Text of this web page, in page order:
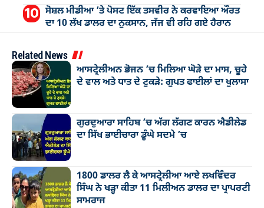
ਸੋਸ਼ਲ ਮੀਡੀਆ ’ਤੇ ਪੋਸਟ ਇੱਕ ਤਸਵੀਰ ਨੇ ਕਰਵਾਇਆ ਔਰਤ
ਦਾ 10 ਲੱਖ ਡਾਲਰ ਦਾ ਨੁਕਸਾਨ, ਜੱਜ ਵੀ ਰਹਿ ਗਏ ਹੈਰਾਨ
Related News
ਆਸਟ੍ਰੇਲੀਅਨ ਭੋਜਨ ’ਚ ਮਿਲਿਆ ਘੋੜੇ ਦਾ ਮਾਸ, ਚੂਹੇ
ਦੇ ਵਾਲ ਅਤੇ ਧਾਤ ਦੇ ਟੁਕੜੇ: ਗੁਪਤ ਫਾਈਲਾਂ ਦਾ ਖੁਲਾਸਾ
ਗੁਰਦੁਆਰਾ ਸਾਹਿਬ ’ਚ ਅੱਗ ਲੱਗਣ ਕਾਰਨ ਐਡੀਲੇਡ
ਦਾ ਸਿੱਖ ਭਾਈਚਾਰਾ ਡੂੰਘੇ ਸਦਮੇ ’ਚ
1800 ਡਾਲਰ ਲੈ ਕੇ ਆਸਟ੍ਰੇਲੀਆ ਆਏ ਲਖਵਿੰਦਰ
ਸਿੰਘ ਨੇ ਖੜ੍ਹਾ ਕੀਤਾ 11 ਮਿਲੀਅਨ ਡਾਲਰ ਦਾ ਪ੍ਰਾਪਰਟੀ
ਸਾਮਰਾਜ